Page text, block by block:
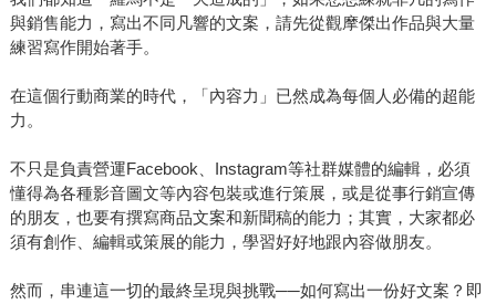
與銷售能力，寫出不同凡響的文案，請先從觀摩傑出作品與大量
練習寫作開始著手。
在這個行動商業的時代，「內容力」已然成為每個人必備的超能
力。
不只是負責營運Facebook、Instagram等社群媒體的編輯，必須
懂得為各種影音圖文等內容包裝或進行策展，或是從事行銷宣傳
的朋友，也要有撰寫商品文案和新聞稿的能力；其實，大家都必
須有創作、編輯或策展的能力，學習好好地跟內容做朋友。
然而，串連這一切的最終呈現與挑戰──如何寫出一份好文案？即